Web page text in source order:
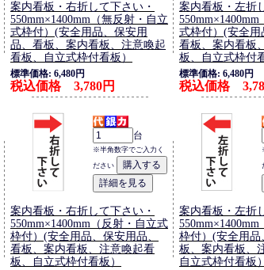
案内看板・右折して下さい・
550mm×1400mm（無反射・自立
式枠付）(安全用品、保安用
品、看板、案内看板、注意喚起
看板、自立式枠付看板）
標準価格: 6,480円
税込価格 3,780円
案内看板・左折
式枠付）(安全用
看板、案内看板
板、自立式枠付
標準価格: 6,480円
税込価格
台
※半角数字でご入力く
ださい
案内看板・右折して下さい・
550mm×1400mm（反射・自立式
枠付）(安全用品、保安用品、
看板、案内看板、注意喚起看
板、自立式枠付看板）
案内看板・左折
枠付）(安全用
板、案内看板、
自立式枠付看板）